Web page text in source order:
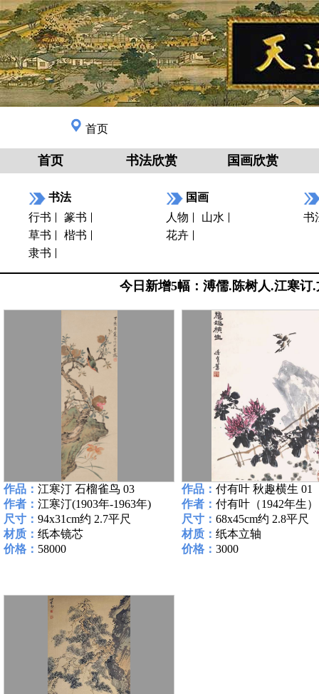
首页
首页 书法欣赏 国画欣赏
书法
行书
篆书
草书
楷书
隶书
国画
人物
山水
花卉
书
今日新增5幅：溥儒.陈树人.江寒
作品： 江寒汀 石榴雀鸟 03
作者： 江寒汀(1903年-1963年)
尺寸： 94x31cm约 2.7平尺
材质： 纸本镜芯
价格： 58000
作品： 付有叶 秋趣横生 01
作者： 付有叶（1942年生）
尺寸： 68x45cm约 2.8平尺
材质： 纸本立轴
价格： 3000